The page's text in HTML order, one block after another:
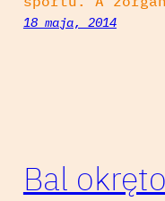
18 maja, 2014
Bal